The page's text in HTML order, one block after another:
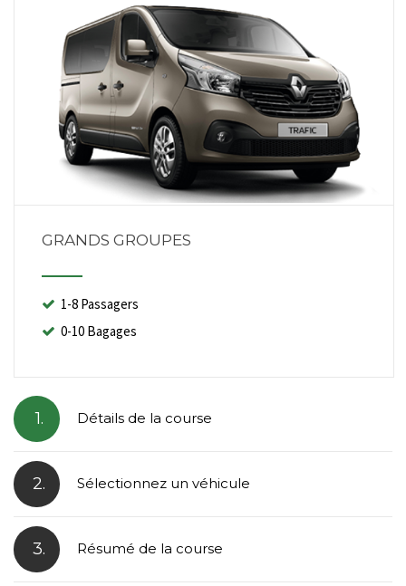
GRANDS GROUPES
1-8 Passagers
0-10 Bagages
1. Détails de la course
2. Sélectionnez un véhicule
3. Résumé de la course